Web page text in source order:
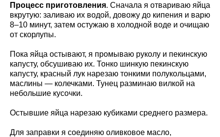
Процесс приготовления. Сначала я отвариваю яйца
вкрутую: заливаю их водой, довожу до кипения и варю
8–10 минут, затем остужаю в холодной воде и очищаю
от скорлупы.
Пока яйца остывают, я промываю руколу и пекинскую
капусту, обсушиваю их. Тонко шинкую пекинскую
капусту, красный лук нарезаю тонкими полукольцами,
маслины — колечками. Тунец разминаю вилкой на
небольшие кусочки.
Остывшие яйца нарезаю кубиками среднего размера.
Для заправки я соединяю оливковое масло,